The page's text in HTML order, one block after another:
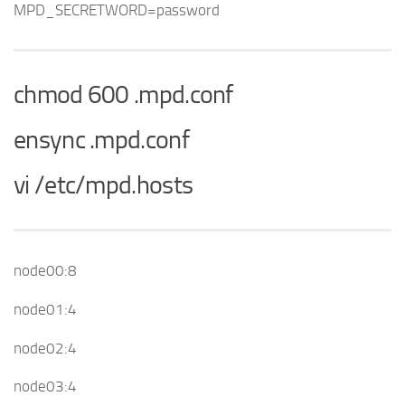
MPD_SECRETWORD=password
chmod 600 .mpd.conf
ensync .mpd.conf
vi /etc/mpd.hosts
node00:8
node01:4
node02:4
node03:4